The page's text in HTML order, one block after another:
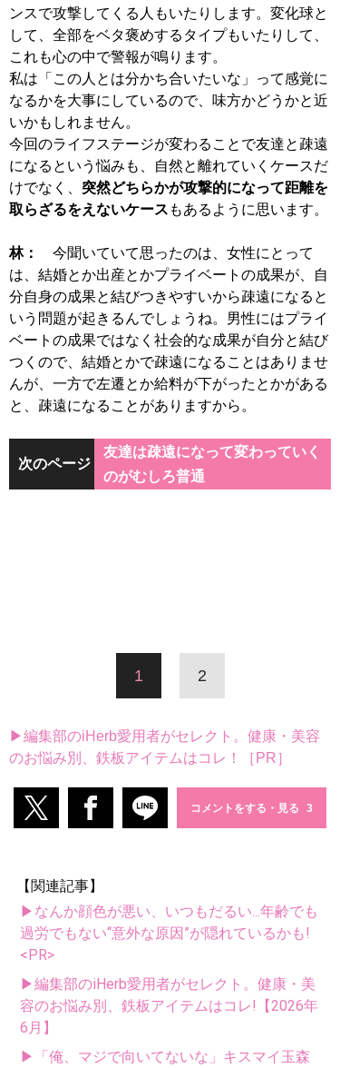
ンスで攻撃してくる人もいたりします。変化球と
して、全部をベタ褒めするタイプもいたりして、
これも心の中で警報が鳴ります。
私は「この人とは分かち合いたいな」って感覚に
なるかを大事にしているので、味方かどうかと近
いかもしれません。
今回のライフステージが変わることで友達と疎遠
になるという悩みも、自然と離れていくケースだ
けでなく、 突然どちらかが攻撃的になって距離を
取らざるをえないケース もあるように思います。
林： 今聞いていて思ったのは、女性にとって
は、結婚とか出産とかプライベートの成果が、自
分自身の成果と結びつきやすいから疎遠になると
いう問題が起きるんでしょうね。男性にはプライ
ベートの成果ではなく社会的な成果が自分と結び
つくので、結婚とかで疎遠になることはありませ
んが、一方で左遷とか給料が下がったとかがある
と、疎遠になることがありますから。
次のページ
友達は疎遠になって変わっていく
のがむしろ普通
1 2
▶編集部のiHerb愛用者がセレクト。健康・美容
のお悩み別、鉄板アイテムはコレ！［PR］
コメントをする・見る
【関連記事】
▶なんか顔色が悪い、いつもだるい...年齢でも
過労でもない“意外な原因”が隠れているかも!
<PR>
▶編集部のiHerb愛用者がセレクト。健康・美
容のお悩み別、鉄板アイテムはコレ!【2026年
6月】
▶「俺、マジで向いてないな」キスマイ玉森